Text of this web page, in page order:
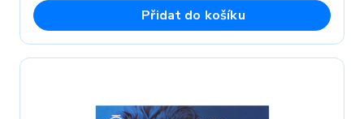
Přidat do košíku